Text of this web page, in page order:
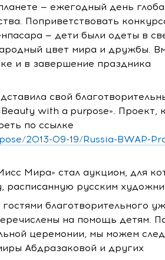
— ежегодный день
Поприветствовать
— дети были одеты в
цвет мира и дружбы.
и в завершение праздника
свой
with a purpose». Проект,
по ссылке
2013-09-19/Russia-BWAP-
Мира» стал аукцион, для
расписанную русским
благотворительного
на помощь детям.
церемонии, мы можем
Абдразаковой и других